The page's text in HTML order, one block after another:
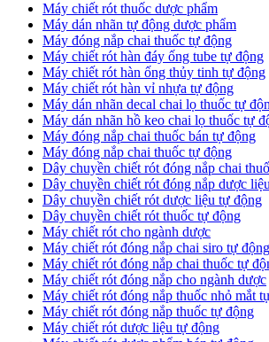
Máy chiết rót thuốc dược phẩm
Máy dán nhãn tự động dược phẩm
Máy đóng nắp chai thuốc tự động
Máy chiết rót hàn đáy ống tube tự động
Máy chiết rót hàn ống thủy tinh tự động
Máy chiết rót hàn vỉ nhựa tự động
​Máy dán nhãn decal chai lọ thuốc tự
Máy dán nhãn hồ keo chai lọ thuốc tự
Máy đóng nắp chai thuốc bán tự động
Máy đóng nắp chai thuốc tự động
Dây chuyền chiết rót đóng nắp chai
​Dây chuyền chiết rót đóng nắp dược
Dây chuyền chiết rót dược liệu tự động
​Dây chuyền chiết rót thuốc tự động
Máy chiết rót cho ngành dược
​Máy chiết rót đóng nắp chai siro tự động
​Máy chiết rót đóng nắp chai thuốc tự
​Máy chiết rót đóng nắp cho ngành dược
​Máy chiết rót đóng nắp thuốc nhỏ mắt
​Máy chiết rót đóng nắp thuốc tự động
​Máy chiết rót dược liệu tự động